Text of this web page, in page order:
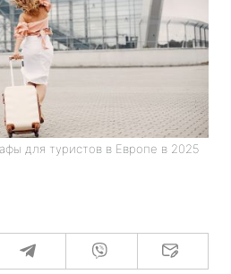
для туристов в Европе в 2025